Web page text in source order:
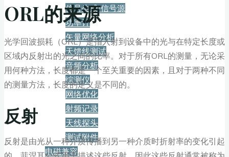
信号生成/信号源
功率计
矢量网络分析
天馈线测试
音频分析
综测仪
网络优化
射频记录
天线探头
测试附件
电磁兼容
ORL的来源
光学回波损耗（ORL）是指入射到设备中的光与在特定长度或
区域内反射出的光之间的比率。对于所有ORL的测量，无论采
用何种方法，长度都是一个至关重要的因素，且对于两种不同
的测量方法，长度的定义是不同的。
反射
反射是由光从一种介质传播到另一种介质时折射率的变化引起